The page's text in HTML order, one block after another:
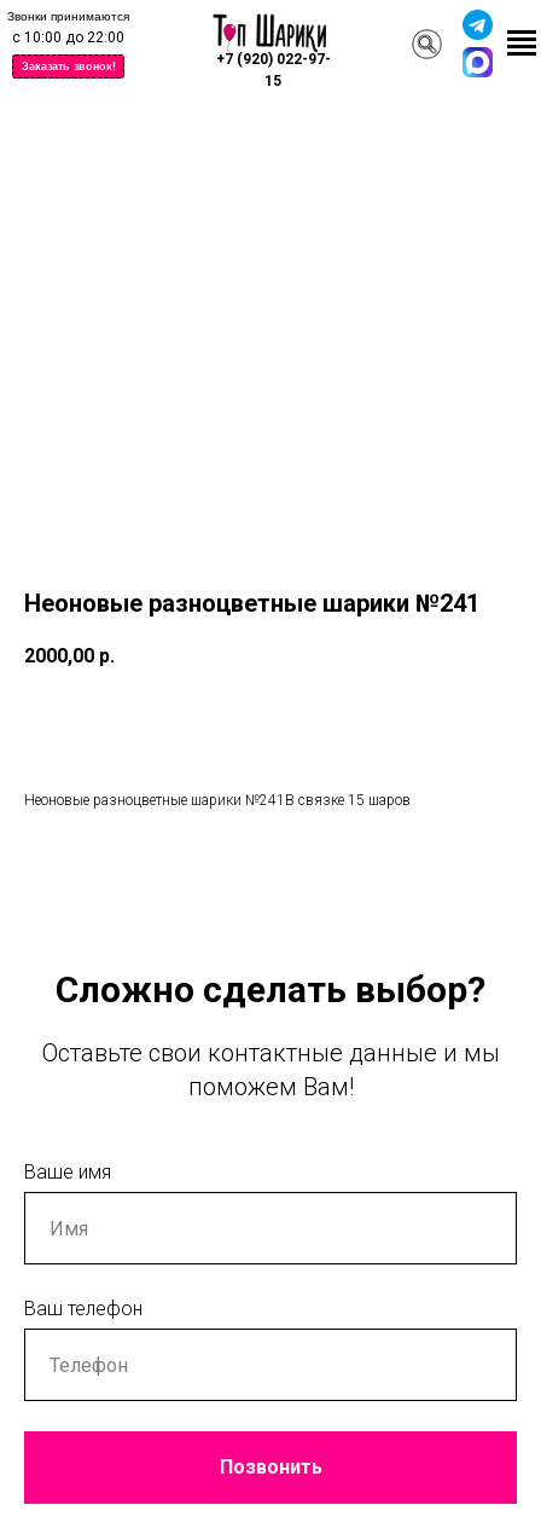
+7 (920) 022-97-
15
Заказать звонок!
Звонки принимаются
с 10:00 до 22:00
Неоновые разноцветные шарики №241
2000,00 р.
Неоновые разноцветные шарики №241В связке 15 шаров
Сложно сделать выбор?
Оставьте свои контактные данные и мы
поможем Вам!
Ваше имя
Ваш телефон
Позвонить